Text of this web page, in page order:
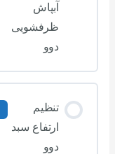
آبپاش
ظرفشویی
دوو
تنظیم
ارتفاع سبد
دوو